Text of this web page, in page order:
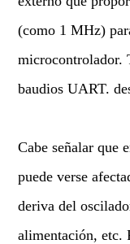
(como 1 MHz)
microcontrolador.
baudios UART.
Cabe señalar que
puede verse
deriva del
alimentación, etc.